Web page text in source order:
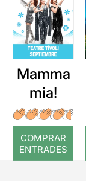
Mamma
mia!
COMPRAR
ENTRADES